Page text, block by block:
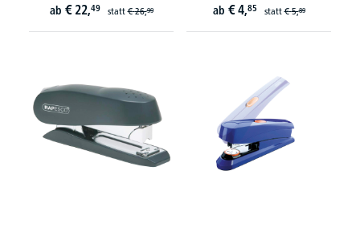
ab € 22,49 statt€ 26,99 ab € 4,85 statt€ 5,89